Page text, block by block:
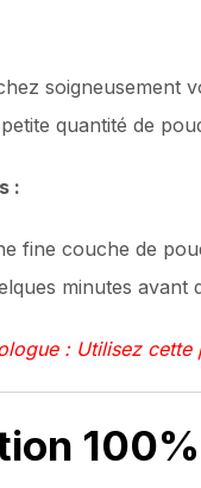
soigneusement
quantité de
:
fine couche de
minutes
: Utilisez